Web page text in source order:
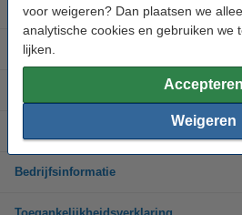
voor weigeren? Dan plaatsen we
analytische cookies en gebruiken we
lijken.
Accepteren
Weigeren
Merken
Kerstverlichting
Bedrijfsinformatie